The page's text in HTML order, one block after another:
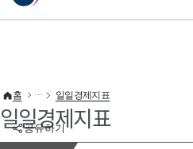
이 누리집은 대한민국 공식 전자정부 누리집입니다.
공유하기
홈 일일경제지표
일일경제지표